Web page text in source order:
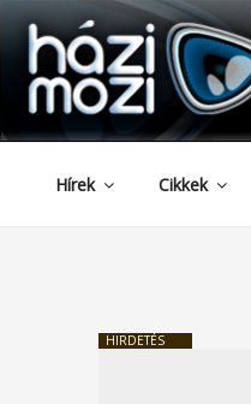
Tartalomhoz
HAZIMOZI
Hírek Cikkek
HIRDETÉS